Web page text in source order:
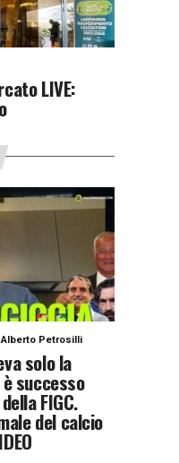
LIVE:
Alberto Petrosilli
solo la
successo
FIGC.
del calcio